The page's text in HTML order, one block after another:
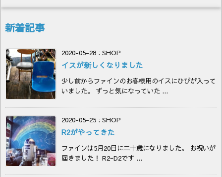
新着記事
2020-05-28 : SHOP
イスが新しくなりました
少し前からファインのお客様用のイスにひびが入って
いました。 ずっと気になっていた ...
2020-05-25 : SHOP
R2がやってきた
ファインは5月20日に二十歳になりました。 お祝いが
届きました！ R2ｰD2です ...